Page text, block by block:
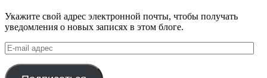
Укажите свой адрес электронной почты, чтобы получать
уведомления о новых записях в этом блоге.
E-
mail
адрес